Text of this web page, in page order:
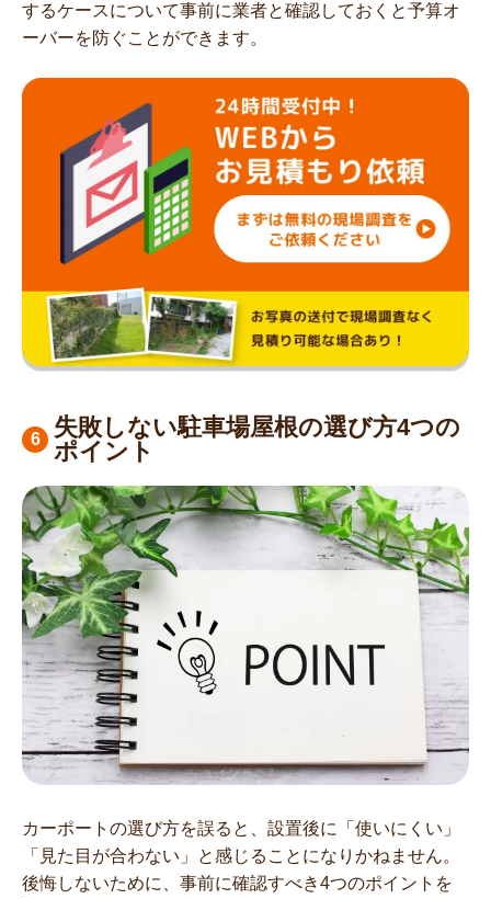
するケースについて事前に業者と確認しておくと予算オ
ーバーを防ぐことができます。
失敗しない駐車場屋根の選び方4つの
ポイント
カーポートの選び方を誤ると、設置後に「使いにくい」
「見た目が合わない」と感じることになりかねません。
後悔しないために、事前に確認すべき4つのポイントを